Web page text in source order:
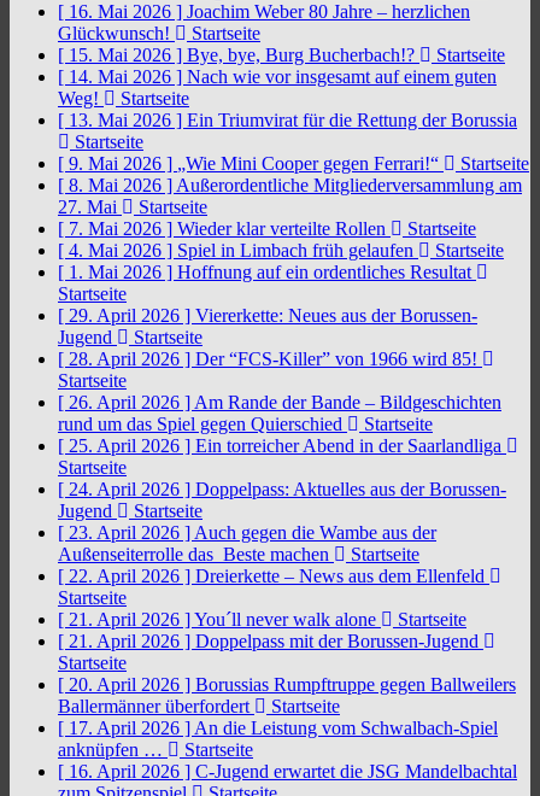
[ 16. Mai 2026 ] Joachim Weber 80 Jahre – herzlichen
Glückwunsch!
Startseite
[ 15. Mai 2026 ] Bye, bye, Burg Bucherbach!?
Startseite
[ 14. Mai 2026 ] Nach wie vor insgesamt auf einem guten
Weg!
Startseite
[ 13. Mai 2026 ] Ein Triumvirat für die Rettung der Borussia
Startseite
[ 9. Mai 2026 ] „Wie Mini Cooper gegen Ferrari!“
Startseite
[ 8. Mai 2026 ] Außerordentliche Mitgliederversammlung am
27. Mai
Startseite
[ 7. Mai 2026 ] Wieder klar verteilte Rollen
Startseite
[ 4. Mai 2026 ] Spiel in Limbach früh gelaufen
Startseite
[ 1. Mai 2026 ] Hoffnung auf ein ordentliches Resultat
Startseite
[ 29. April 2026 ] Viererkette: Neues aus der Borussen-
Jugend
Startseite
[ 28. April 2026 ] Der “FCS-Killer” von 1966 wird 85!
Startseite
[ 26. April 2026 ] Am Rande der Bande – Bildgeschichten
rund um das Spiel gegen Quierschied
Startseite
[ 25. April 2026 ] Ein torreicher Abend in der Saarlandliga
Startseite
[ 24. April 2026 ] Doppelpass: Aktuelles aus der Borussen-
Jugend
Startseite
[ 23. April 2026 ] Auch gegen die Wambe aus der
Außenseiterrolle das Beste machen
Startseite
[ 22. April 2026 ] Dreierkette – News aus dem Ellenfeld
Startseite
[ 21. April 2026 ]You´ll never walk alone
Startseite
[ 21. April 2026 ] Doppelpass mit der Borussen-Jugend
Startseite
[ 20. April 2026 ] Borussias Rumpftruppe gegen Ballweilers
Ballermänner überfordert
Startseite
[ 17. April 2026 ] An die Leistung vom Schwalbach-Spiel
anknüpfen …
Startseite
[ 16. April 2026 ] C-Jugend erwartet die JSG Mandelbachtal